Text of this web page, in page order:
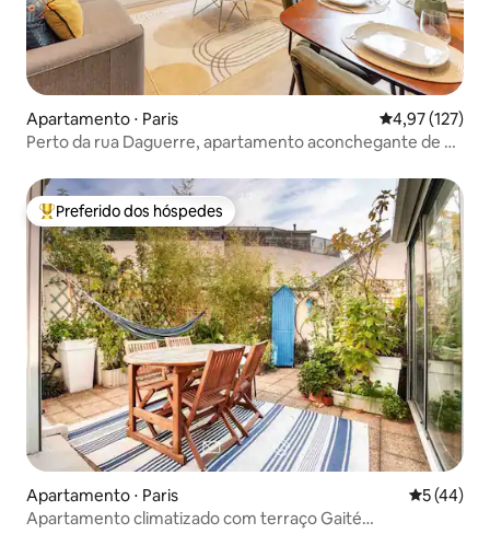
Apartamento ⋅ Paris 4,97 de uma
4,97 (127)
Perto da rua Daguerre, apartamento aconchegante de 45
Entre os melhores preferidos dos hóspedes
Preferido dos hóspedes
Apartamento ⋅ Paris 5 de uma
5 (44)
Apartamento climatizado com terraço Gaité